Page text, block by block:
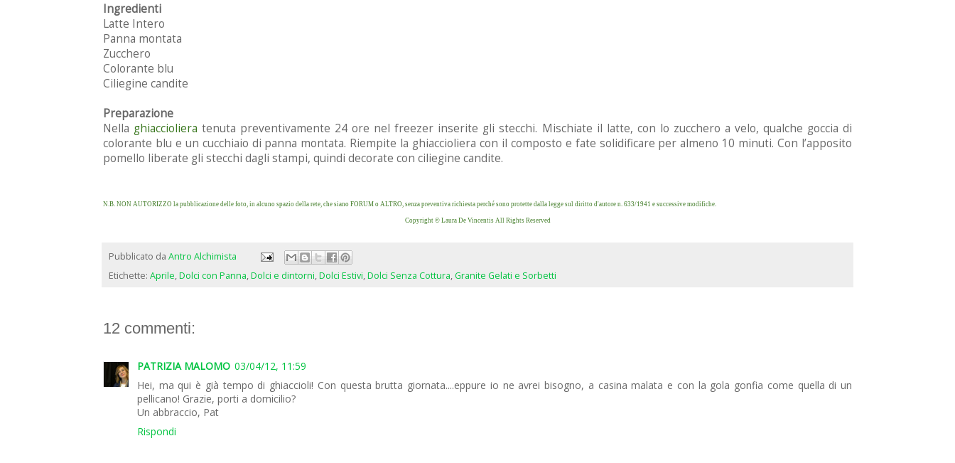
Ingredienti
Latte Intero
Panna montata
Zucchero
Colorante blu
Ciliegine candite
Preparazione
Nella ghiaccioliera tenuta preventivamente 24 ore nel freezer inserite gli stecchi. Mischiate il latte, con lo zucchero a velo, qualche goccia di
colorante blu e un cucchiaio di panna montata. Riempite la ghiaccioliera con il composto e fate solidificare per almeno 10 minuti. Con l’apposito
pomello liberate gli stecchi dagli stampi, quindi decorate con ciliegine candite.
N.B. NON AUTORIZZO la pubblicazione delle foto, in alcuno spazio della rete, che siano FORUM o ALTRO, senza preventiva richiesta perché sono protette dalla legge sul diritto d'autore n. 633/1941 e successive modifiche.
Copyright © Laura De Vincentis All Rights Reserved
Pubblicato da Antro Alchimista
Etichette: Aprile,Dolci con Panna,Dolci e dintorni,Dolci Estivi,Dolci Senza Cottura,Granite Gelati e Sorbetti
12 commenti:
PATRIZIA MALOMO 03/04/12, 11:59
Hei, ma qui è già tempo di ghiaccioli! Con questa brutta giornata....eppure io ne avrei bisogno, a casina malata e con la gola gonfia come quella di un
pellicano! Grazie, porti a domicilio?
Un abbraccio, Pat
Rispondi